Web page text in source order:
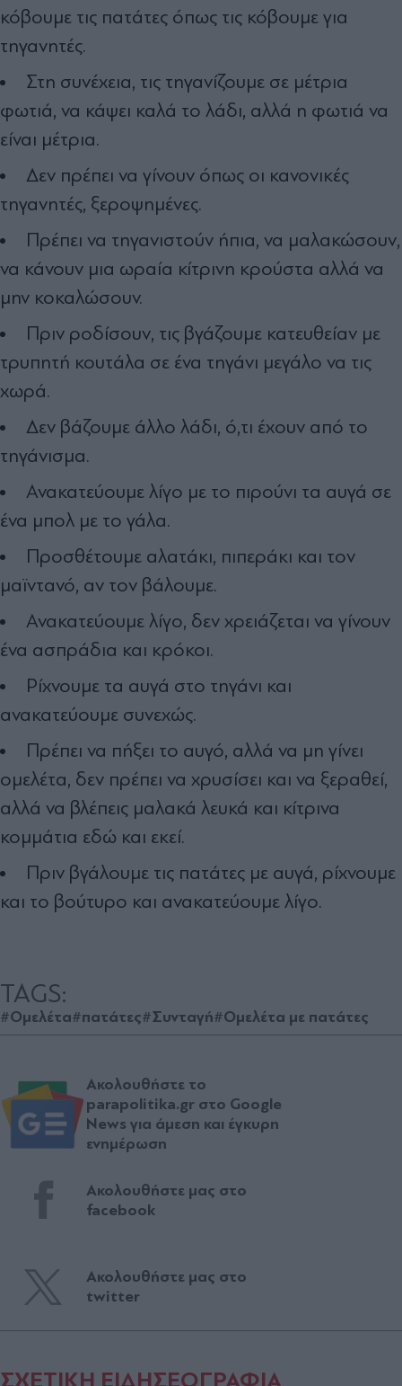
κόβουμε τις πατάτες όπως τις κόβουμε για
τηγανητές.
Στη συνέχεια, τις τηγανίζουμε σε μέτρια
φωτιά, να κάψει καλά το λάδι, αλλά η φωτιά να
είναι μέτρια.
Δεν πρέπει να γίνουν όπως οι κανονικές
τηγανητές, ξεροψημένες.
Πρέπει να τηγανιστούν ήπια, να μαλακώσουν,
να κάνουν μια ωραία κίτρινη κρούστα αλλά να
μην κοκαλώσουν.
Πριν ροδίσουν, τις βγάζουμε κατευθείαν με
τρυπητή κουτάλα σε ένα τηγάνι μεγάλο να τις
χωρά.
Δεν βάζουμε άλλο λάδι, ό,τι έχουν από το
τηγάνισμα.
Ανακατεύουμε λίγο με το πιρούνι τα αυγά σε
ένα μπολ με το γάλα.
Προσθέτουμε αλατάκι, πιπεράκι και τον
μαϊντανό, αν τον βάλουμε.
Ανακατεύουμε λίγο, δεν χρειάζεται να γίνουν
ένα ασπράδια και κρόκοι.
Ρίχνουμε τα αυγά στο τηγάνι και
ανακατεύουμε συνεχώς.
Πρέπει να πήξει το αυγό, αλλά να μη γίνει
ομελέτα, δεν πρέπει να χρυσίσει και να ξεραθεί,
αλλά να βλέπεις μαλακά λευκά και κίτρινα
κομμάτια εδώ και εκεί.
Πριν βγάλουμε τις πατάτες με αυγά, ρίχνουμε
και το βούτυρο και ανακατεύουμε λίγο.
TAGS:
#Ομελέτα#πατάτες#Συνταγή#Ομελέτα με πατάτες
Ακολουθήστε το
parapolitika.gr στο Google
News για άμεση και έγκυρη
ενημέρωση
Ακολουθήστε μας στο
facebook
Ακολουθήστε μας στο
twitter
ΣΧΕΤΙΚΗ ΕΙΔΗΣΕΟΓΡΑΦΙΑ